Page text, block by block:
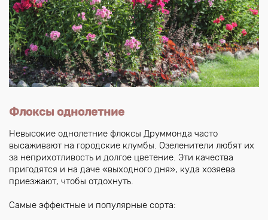
Флоксы однолетние
Невысокие однолетние флоксы Друммонда часто
высаживают на городские клумбы. Озеленители любят их
за неприхотливость и долгое цветение. Эти качества
пригодятся и на даче «выходного дня», куда хозяева
приезжают, чтобы отдохнуть.
Самые эффектные и популярные сорта: